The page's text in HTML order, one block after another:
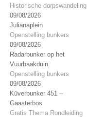
Historische dorpswandeling
09/08/2026
Julianaplein
Openstelling bunkers
09/08/2026
Radarbunker op het
Vuurbaakduin.
Openstelling bunkers
09/08/2026
Küverbunker 451 –
Gaasterbos
Gratis Thema Rondleiding